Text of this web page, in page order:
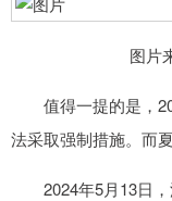
图片
值得一提的是，
法采取强制措施。而
2024年5月13日，